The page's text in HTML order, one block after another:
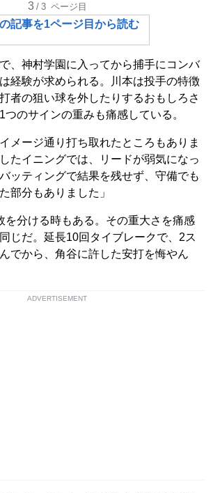
3 /3 ページ目
記事を1ページ目から読む
、神村学園に入ってから捕手にコンバ
経験が求められる。川本は投手の特徴
者の狙い球を外したりするおもしろさ
つのサインの重みも痛感している。
メージ通り打ち取れたところもありま
たイニングでは、リードが弱気になっ
ッティングで結果を残せず、守備でも
部分もありました」
分ける時もある。その重大さを痛感
じだ。延長10回タイブレークで、2ス
でから、角谷に許した安打を悔やん
ADVERTISEMENT